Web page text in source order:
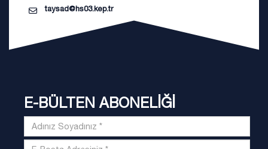
taysad@hs03.kep.tr
E-BÜLTEN ABONELİĞİ